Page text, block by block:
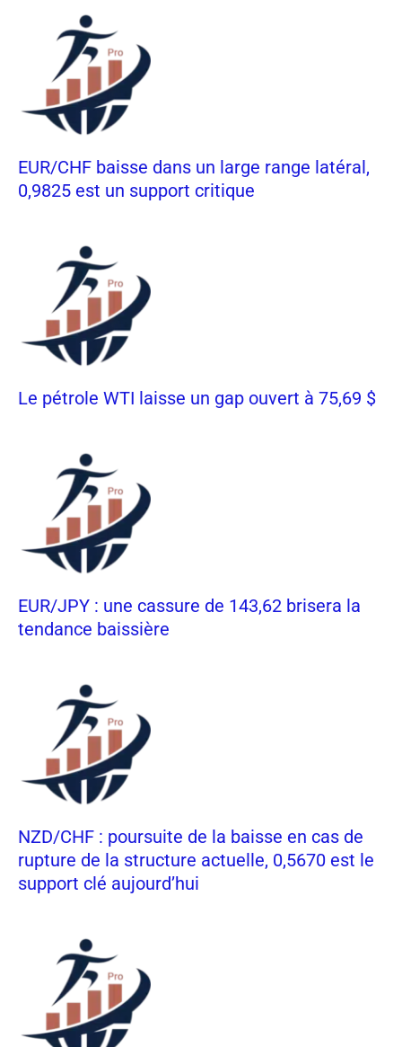
EUR/CHF baisse dans un large range latéral,
0,9825 est un support critique
Le pétrole WTI laisse un gap ouvert à 75,69 $
EUR/JPY : une cassure de 143,62 brisera la
tendance baissière
NZD/CHF : poursuite de la baisse en cas de
rupture de la structure actuelle, 0,5670 est le
support clé aujourd’hui